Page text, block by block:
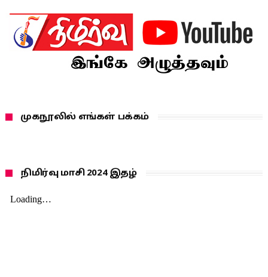
முகநூலில் எங்கள் பக்கம்
நிமிர்வு மாசி 2024 இதழ்